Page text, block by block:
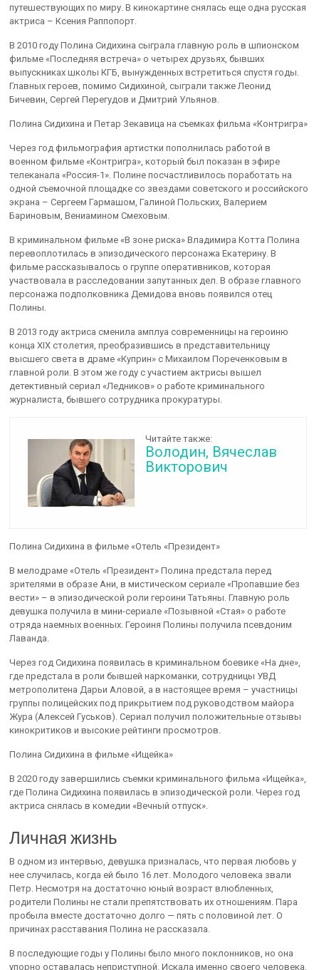
путешествующих по миру. В кинокартине снялась еще одна русская
актриса – Ксения Раппопорт.
В 2010 году Полина Сидихина сыграла главную роль в шпионском
фильме «Последняя встреча» о четырех друзьях, бывших
выпускниках школы КГБ, вынужденных встретиться спустя годы.
Главных героев, помимо Сидихиной, сыграли также Леонид
Бичевин, Сергей Перегудов и Дмитрий Ульянов.
Полина Сидихина и Петар Зекавица на съемках фильма «Контригра»
Через год фильмография артистки пополнилась работой в
военном фильме «Контригра», который был показан в эфире
телеканала «Россия-1». Полине посчастливилось поработать на
одной съемочной площадке со звездами советского и российского
экрана – Сергеем Гармашом, Галиной Польских, Валерием
Бариновым, Вениамином Смеховым.
В криминальном фильме «В зоне риска» Владимира Котта Полина
перевоплотилась в эпизодического персонажа Екатерину. В
фильме рассказывалось о группе оперативников, которая
участвовала в расследовании запутанных дел. В образе главного
персонажа подполковника Демидова вновь появился отец
Полины.
В 2013 году актриса сменила амплуа современницы на героиню
конца XIX столетия, преобразившись в представительницу
высшего света в драме «Куприн» с Михаилом Пореченковым в
главной роли. В этом же году с участием актрисы вышел
детективный сериал «Ледников» о работе криминального
журналиста, бывшего сотрудника прокуратуры.
Читайте также:
Володин, Вячеслав
Викторович
Полина Сидихина в фильме «Отель «Президент»
В мелодраме «Отель «Президент» Полина предстала перед
зрителями в образе Ани, в мистическом сериале «Пропавшие без
вести» – в эпизодической роли героини Татьяны. Главную роль
девушка получила в мини-сериале «Позывной «Стая» о работе
отряда наемных военных. Героиня Полины получила псевдоним
Лаванда.
Через год Сидихина появилась в криминальном боевике «На дне»,
где предстала в роли бывшей наркоманки, сотрудницы УВД
метрополитена Дарьи Аловой, а в настоящее время – участницы
группы полицейских под прикрытием под руководством майора
Жура (Алексей Гуськов). Сериал получил положительные отзывы
кинокритиков и высокие рейтинги просмотров.
Полина Сидихина в фильме «Ищейка»
В 2020 году завершились съемки криминального фильма «Ищейка»,
где Полина Сидихина появилась в эпизодической роли. Через год
актриса снялась в комедии «Вечный отпуск».
Личная жизнь
В одном из интервью, девушка призналась, что первая любовь у
нее случилась, когда ей было 16 лет. Молодого человека звали
Петр. Несмотря на достаточно юный возраст влюбленных,
родители Полины не стали препятствовать их отношениям. Пара
пробыла вместе достаточно долго — пять с половиной лет. О
причинах расставания Полина не рассказала.
В последующие годы у Полины было много поклонников, но она
упорно оставалась неприступной. Искала именно своего человека.